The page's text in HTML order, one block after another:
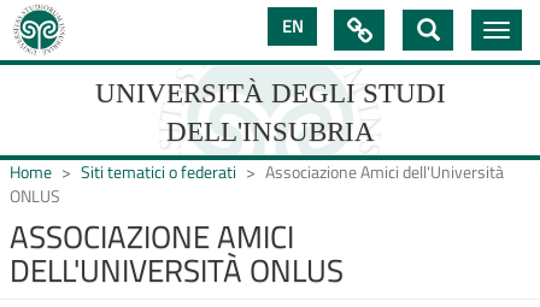
Salta
contenuto
EN
UNIVERSITÀ DEGLI STUDI
DELL'INSUBRIA
UNIVERSIT�
DEGLI

Toggle
Home Siti tematici o federati
Associazione Amici dell'Università
ONLUS
ASSOCIAZIONE AMICI
DELL'UNIVERSITÀ ONLUS